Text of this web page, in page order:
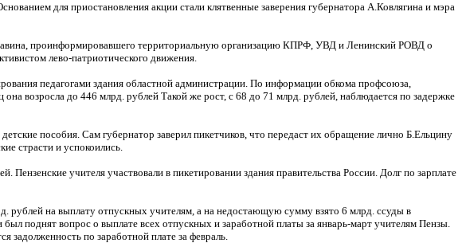
для приостановления акции стали клятвенные заверения губернатора А.Ковлягина и мэра
проинформировавшего территориальную организацию КПРФ, УВД и Ленинский РОВД о
лево-патриотического движения.
педагогами здания областной администрации. По информации обкома профсоюза,
возросла до 446 млрд. рублей Такой же рост, с 68 до 71 млрд. рублей, наблюдается по задержке
пособия. Сам губернатор заверил пикетчиков, что передаст их обращение лично Б.Ельцину
страсти и успокоились.
учителя участвовали в пикетировании здания правительства России. Долг по зарплате
на выплату отпускных учителям, а на недостающую сумму взято 6 млрд. ссуды в
поднят вопрос о выплате всех отпускных и заработной платы за январь-март учителям Пензы.
задолженность по заработной плате за февраль.